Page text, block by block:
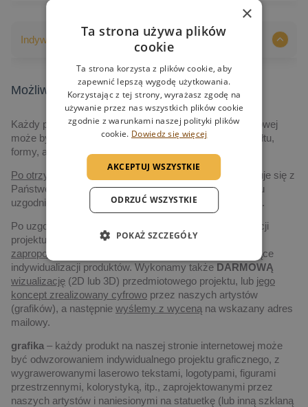
Indywidualizacja nadruków
Możliwości indywidualizacji nadruków
Każdy produkt prezentowany na naszej stronie internetowej
może być indywidualizowany, poczynając od jego kształtu,
formy, aż po grafikę i technologię realizacji.
Po otrzymaniu zapytania,
nasz przedstawiciel skontaktuje się z
Państwem drogą elektroniczną, albo telefoniczną, w celu
uzgodnienia szczegółów dotyczących realizacji projektu.
Po uzgodnieniu szczegółów dotyczących czasu realizacji
projektu, ilości zamawianych statuetek, jak i budżetu
zaproponujemy
dotyczące
indywidualizacji produktów. Wykonamy także DARMOWĄ
wizualizację (2D lub 3D) przedmiotowego projektu, lub jego
koncept zrealizowany cyfrowo przez naszych artystów
(grafików), a następnie wyślemy z wyceną na wskazany adres
mailowy.
grafika – każdy produkt na naszej stronie internetowej może
być odwzorowaniem indywidualnego projektu graficznego, z
wygrawerowanymi laserowo tekstami, logotypami, figurami
przestrzennymi, kolorystyką, itp., zaprojektowanymi przez
naszych artystów i naniesionymi na statuetkę (lub inną szklaną
×
Ta strona używa plików
cookie
Ta strona korzysta z plików cookie, aby
zapewnić lepszą wygodę użytkowania.
Korzystając z tej strony, wyrażasz zgodę na
używanie przez nas wszystkich plików cookie
zgodnie z warunkami naszej polityki plików
cookie. Dowiedz się więcej
AKCEPTUJ WSZYSTKIE
ODRZUĆ WSZYSTKIE
POKAŻ SZCZEGÓŁY